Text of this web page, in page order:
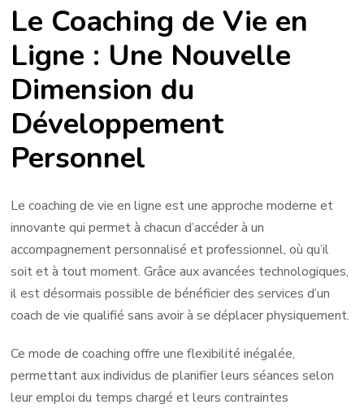
de
Vie
en
Ligne
Votre
Portée
de
Clic
Le Coaching de Vie en
Ligne : Une Nouvelle
Dimension du
Développement
Personnel
Le coaching de vie en ligne est une approche moderne et
innovante qui permet à chacun d’accéder à un
accompagnement personnalisé et professionnel, où qu’il
soit et à tout moment. Grâce aux avancées technologiques,
il est désormais possible de bénéficier des services d’un
coach de vie qualifié sans avoir à se déplacer physiquement.
Ce mode de coaching offre une flexibilité inégalée,
permettant aux individus de planifier leurs séances selon
leur emploi du temps chargé et leurs contraintes